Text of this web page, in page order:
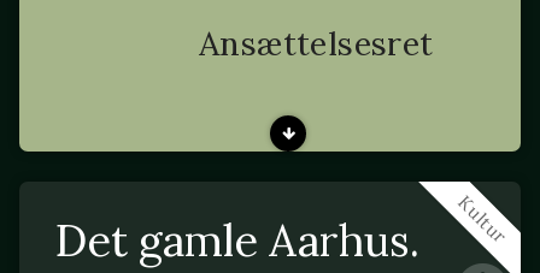
Ansættelsesret
Kultur
Det gamle Aarhus.